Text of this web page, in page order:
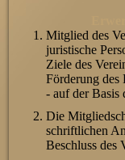
Mitglied des
juristische
Ziele des
Förderung
- auf der Basis
Die
schriftlichen
Beschluss des